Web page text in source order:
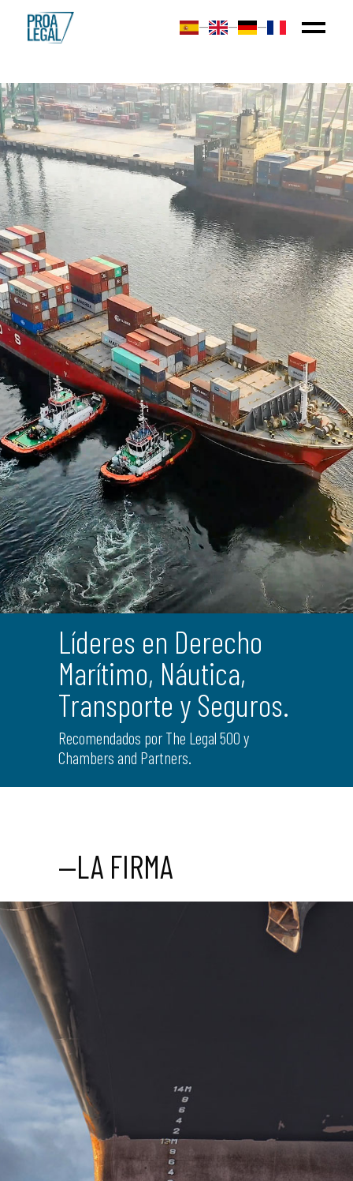
— — —
Líderes en Derecho
Marítimo, Náutica,
Transporte y Seguros.
Recomendados por The Legal 500 y
Chambers and Partners.
—LA FIRMA